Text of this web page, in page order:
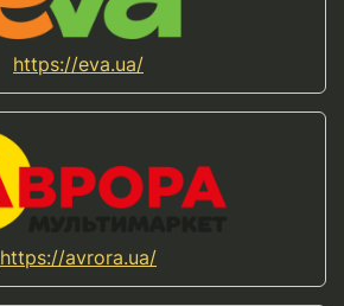
https://eva.ua/
https://avrora.ua/